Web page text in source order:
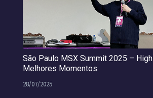
São Paulo MSX Summit 2025 –
Melhores Momentos
28/07/2025